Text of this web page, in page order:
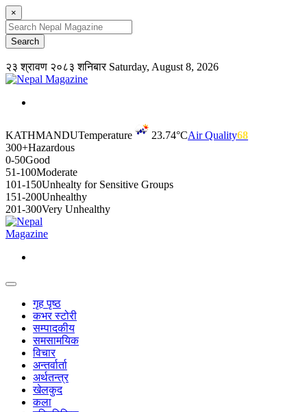
×
२३ श्रावण २०८३ शनिबारSaturday, August 8, 2026
KATHMANDUTemperature 23.74°CAir Quality68
300+Hazardous
0-50Good
51-100Moderate
101-150Unhealty for Sensitive Groups
151-200Unhealthy
201-300Very Unhealthy
गृह पृष्ठ
कभर स्टोरी
सम्पादकीय
समसामयिक
विचार
अन्तर्वार्ता
अर्थतन्त्र
खेलकुद
कला